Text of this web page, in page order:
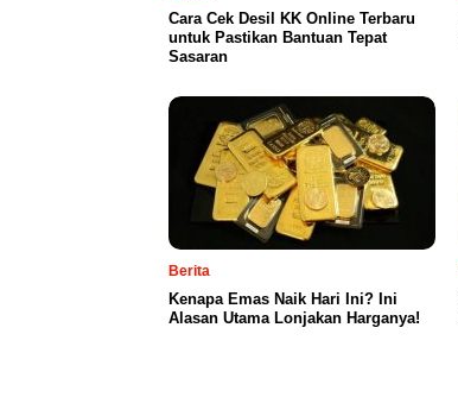
Cara Cek Desil KK Online Terbaru
untuk Pastikan Bantuan Tepat
Sasaran
Berita
Kenapa Emas Naik Hari Ini? Ini
Alasan Utama Lonjakan Harganya!